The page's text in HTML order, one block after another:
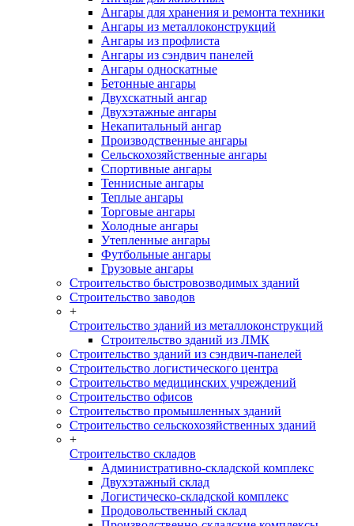
Ангары для хранения и ремонта техники
Ангары из металлоконструкций
Ангары из профлиста
Ангары из сэндвич панелей
Ангары односкатные
Бетонные ангары
Двухскатный ангар
Двухэтажные ангары
Некапитальный ангар
Производственные ангары
Сельскохозяйственные ангары
Спортивные ангары
Теннисные ангары
Теплые ангары
Торговые ангары
Холодные ангары
Утепленные ангары
Футбольные ангары
Грузовые ангары
Строительство быстровозводимых зданий
Строительство заводов
+
Строительство зданий из металлоконструкций
Строительство зданий из ЛМК
Строительство зданий из сэндвич-панелей
Строительство логистического центра
Строительство медицинских учреждений
Строительство офисов
Строительство промышленных зданий
Строительство сельскохозяйственных зданий
+
Строительство складов
Административно-складской комплекс
Двухэтажный склад
Логистическо-складской комплекс
Продовольственный склад